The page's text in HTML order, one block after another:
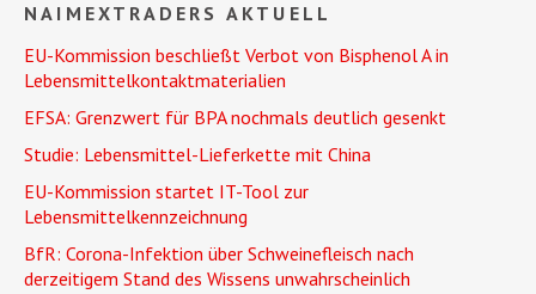
NAIMEXTRADERS AKTUELL
EU-Kommission beschließt Verbot von Bisphenol A in
Lebensmittelkontaktmaterialien
EFSA: Grenzwert für BPA nochmals deutlich gesenkt
Studie: Lebensmittel-Lieferkette mit China
EU-Kommission startet IT-Tool zur
Lebensmittelkennzeichnung
BfR: Corona-Infektion über Schweinefleisch nach
derzeitigem Stand des Wissens unwahrscheinlich